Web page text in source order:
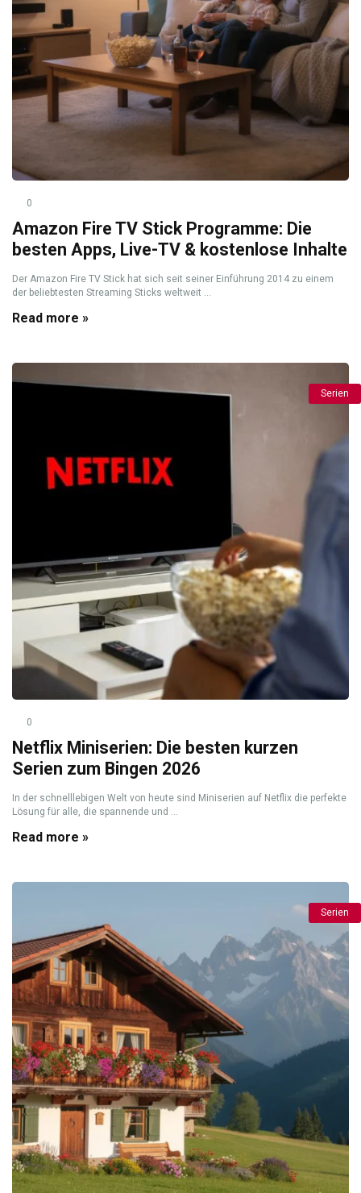
0
Amazon Fire TV Stick Programme: Die
besten Apps, Live-TV & kostenlose Inhalte
Der Amazon Fire TV Stick hat sich seit seiner Einführung 2014 zu einem
der beliebtesten Streaming Sticks weltweit ...
Read more »
Serien
0
Netflix Miniserien: Die besten kurzen
Serien zum Bingen 2026
In der schnelllebigen Welt von heute sind Miniserien auf Netflix die perfekte
Lösung für alle, die spannende und ...
Read more »
Serien